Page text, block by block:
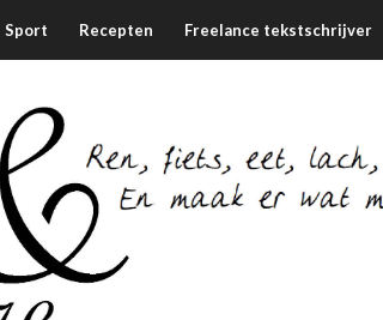
Sport Recepten Freelance tekstschrijver